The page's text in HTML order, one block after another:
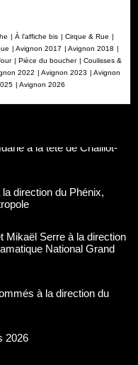
| À l'affiche bis | Cirque & Rue |
| Avignon 2017 | Avignon 2018 |
| Pièce du boucher | Coulisses &
2022 | Avignon 2023 | Avignon
| Avignon 2026
direction du Phénix,
National Grand
à la direction du
les lauréats 2026 !